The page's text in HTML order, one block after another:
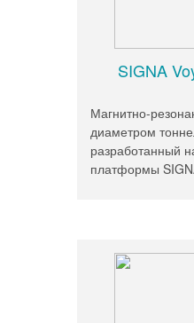
SIGNA
Магнитно-
диаметром
разработанный
платформы